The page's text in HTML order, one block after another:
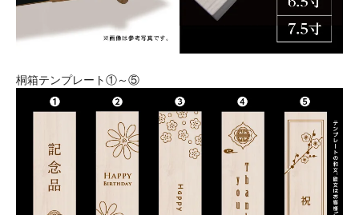
桐箱テンプレート①～⑤